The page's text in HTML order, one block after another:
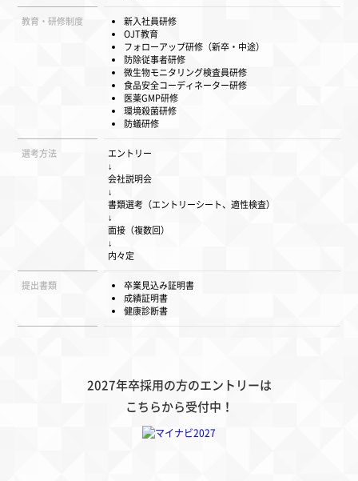
教育・研修制度
新入社員研修
OJT教育
フォローアップ研修（新卒・中途）
防除従事者研修
微生物モニタリング検査員研修
食品安全コーディネーター研修
医薬GMP研修
環境殺菌研修
防蟻研修
選考方法
エントリー
↓
会社説明会
↓
書類選考（エントリーシート、適性検査）
↓
面接（複数回）
↓
内々定
提出書類
卒業見込み証明書
成績証明書
健康診断書
2027年卒採用の方のエントリーは
こちらから受付中！